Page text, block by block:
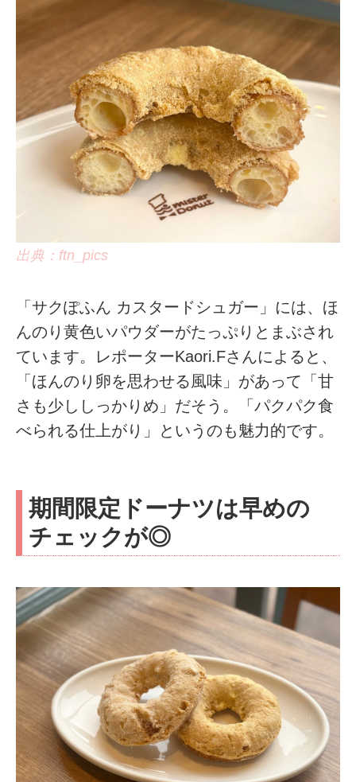
出典：ftn_pics
「サクぽふん カスタードシュガー」には、ほ
んのり黄色いパウダーがたっぷりとまぶされ
ています。レポーターKaori.Fさんによると、
「ほんのり卵を思わせる風味」があって「甘
さも少ししっかりめ」だそう。「パクパク食
べられる仕上がり」というのも魅力的です。
期間限定ドーナツは早めの
チェックが◎